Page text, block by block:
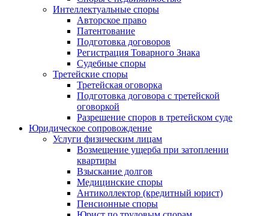
Интеллектуальные споры
Авторское право
Патентование
Подготовка договоров
Регистрация Товарного Знака
Судебные споры
Третейские споры
Третейская оговорка
Подготовка договора с третейской
оговоркой
Разрешение споров в третейском суде
Юридическое сопровождение
Услуги физическим лицам
Возмещение ущерба при затоплении
квартиры
Взыскание долгов
Медицинские споры
Антиколлектор (кредитный юрист)
Пенсионные споры